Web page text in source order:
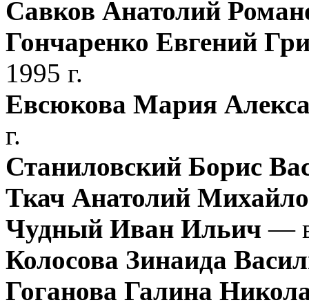
Савков Анатолий
Гончаренко Евгений
1995 г.
Евсюкова Мария
г.
Станиловский Борис
Ткач Анатолий
Чудный Иван Ильич —
Колосова Зинаида
Гоганова Галина